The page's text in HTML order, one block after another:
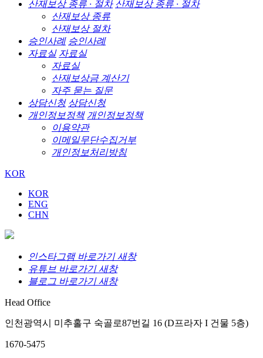
산재보상 종류 · 절차 산재보상 종류 · 절차
산재보상 종류
산재보상 절차
승인사례 승인사례
자료실 자료실
자료실
산재보상금 계산기
자주 묻는 질문
상담신청 상담신청
개인정보정책 개인정보정책
이용약관
이메일무단수집거부
개인정보처리방침
KOR
KOR
ENG
CHN
인스타그램 바로가기 새창
유튜브 바로가기 새창
블로그 바로가기 새창
Head Office
인천광역시 미추홀구 숙골로87번길 16 (D프라자 I 건물 5층)
1670-5475